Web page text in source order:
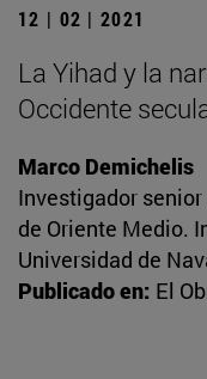
12 | 02 | 2021
La Yihad y la
Occidente
Marco Demichelis
Investigador
de Oriente Medio.
Universidad de
Publicado en: El